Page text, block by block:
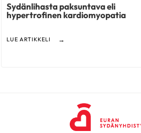
Sydänlihasta paksuntava eli
hypertrofinen kardiomyopatia
LUE ARTIKKELI